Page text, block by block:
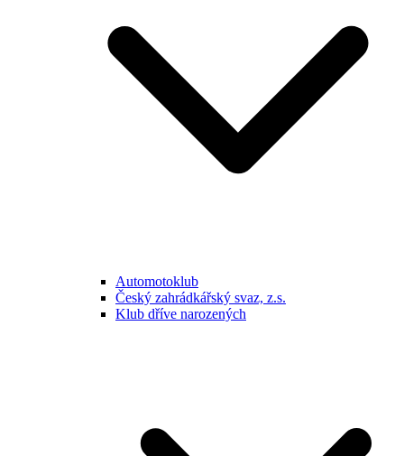
Automotoklub
Český zahrádkářský svaz, z.s.
Klub dříve narozených